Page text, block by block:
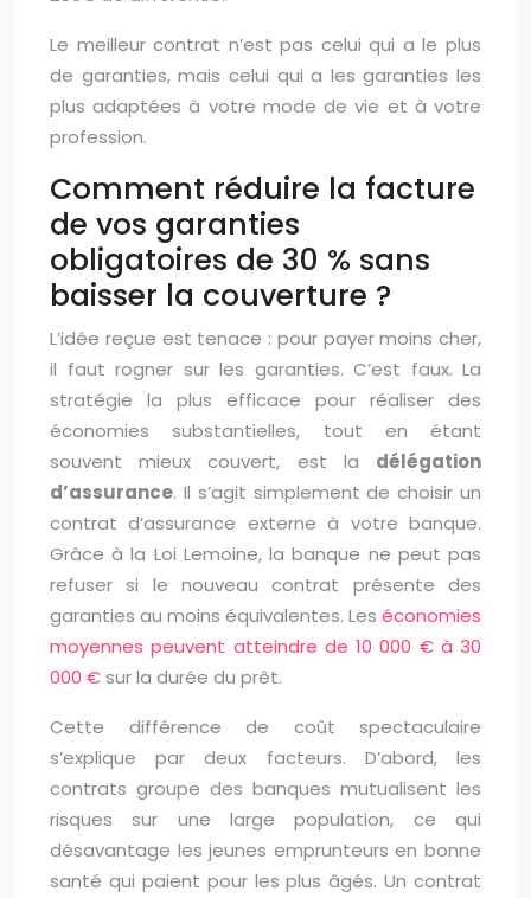
Le meilleur contrat n’est pas celui qui a le plus
de garanties, mais celui qui a les garanties les
plus adaptées à votre mode de vie et à votre
profession.
Comment réduire la facture
de vos garanties
obligatoires de 30 % sans
baisser la couverture ?
L’idée reçue est tenace : pour payer moins cher,
il faut rogner sur les garanties. C’est faux. La
stratégie la plus efficace pour réaliser des
économies substantielles, tout en étant
souvent mieux couvert, est la délégation
d’assurance. Il s’agit simplement de choisir un
contrat d’assurance externe à votre banque.
Grâce à la Loi Lemoine, la banque ne peut pas
refuser si le nouveau contrat présente des
garanties au moins équivalentes. Les économies
moyennes peuvent atteindre de 10 000 € à 30
000 €sur la durée du prêt.
Cette différence de coût spectaculaire
s’explique par deux facteurs. D’abord, les
contrats groupe des banques mutualisent les
risques sur une large population, ce qui
désavantage les jeunes emprunteurs en bonne
santé qui paient pour les plus âgés. Un contrat